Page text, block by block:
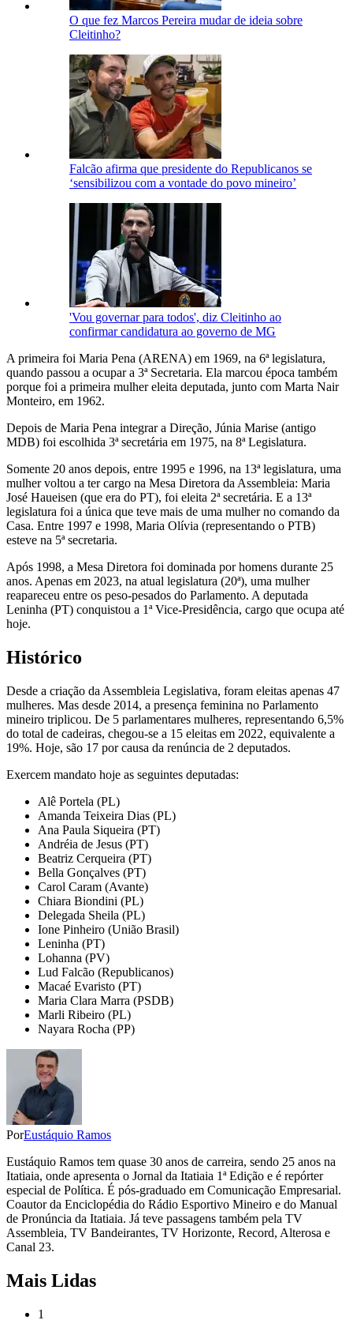
O que fez Marcos Pereira mudar de ideia sobre
Cleitinho?
Falcão afirma que presidente do Republicanos se
‘sensibilizou com a vontade do povo mineiro’
'Vou governar para todos', diz Cleitinho ao
confirmar candidatura ao governo de MG
A primeira foi Maria Pena (ARENA) em 1969, na 6ª legislatura,
quando passou a ocupar a 3ª Secretaria. Ela marcou época também
porque foi a primeira mulher eleita deputada, junto com Marta Nair
Monteiro, em 1962.
Depois de Maria Pena integrar a Direção, Júnia Marise (antigo
MDB) foi escolhida 3ª secretária em 1975, na 8ª Legislatura.
Somente 20 anos depois, entre 1995 e 1996, na 13ª legislatura, uma
mulher voltou a ter cargo na Mesa Diretora da Assembleia: Maria
José Haueisen (que era do PT), foi eleita 2ª secretária. E a 13ª
legislatura foi a única que teve mais de uma mulher no comando da
Casa. Entre 1997 e 1998, Maria Olívia (representando o PTB)
esteve na 5ª secretaria.
Após 1998, a Mesa Diretora foi dominada por homens durante 25
anos. Apenas em 2023, na atual legislatura (20ª), uma mulher
reapareceu entre os peso-pesados do Parlamento. A deputada
Leninha (PT) conquistou a 1ª Vice-Presidência, cargo que ocupa até
hoje.
Histórico
Desde a criação da Assembleia Legislativa, foram eleitas apenas 47
mulheres. Mas desde 2014, a presença feminina no Parlamento
mineiro triplicou. De 5 parlamentares mulheres, representando 6,5%
do total de cadeiras, chegou-se a 15 eleitas em 2022, equivalente a
19%. Hoje, são 17 por causa da renúncia de 2 deputados.
Exercem mandato hoje as seguintes deputadas:
Alê Portela (PL)
Amanda Teixeira Dias (PL)
Ana Paula Siqueira (PT)
Andréia de Jesus (PT)
Beatriz Cerqueira (PT)
Bella Gonçalves (PT)
Carol Caram (Avante)
Chiara Biondini (PL)
Delegada Sheila (PL)
Ione Pinheiro (União Brasil)
Leninha (PT)
Lohanna (PV)
Lud Falcão (Republicanos)
Macaé Evaristo (PT)
Maria Clara Marra (PSDB)
Marli Ribeiro (PL)
Nayara Rocha (PP)
PorEustáquio Ramos
Eustáquio Ramos tem quase 30 anos de carreira, sendo 25 anos na
Itatiaia, onde apresenta o Jornal da Itatiaia 1ª Edição e é repórter
especial de Política. É pós-graduado em Comunicação Empresarial.
Coautor da Enciclopédia do Rádio Esportivo Mineiro e do Manual
de Pronúncia da Itatiaia. Já teve passagens também pela TV
Assembleia, TV Bandeirantes, TV Horizonte, Record, Alterosa e
Canal 23.
Mais Lidas
1